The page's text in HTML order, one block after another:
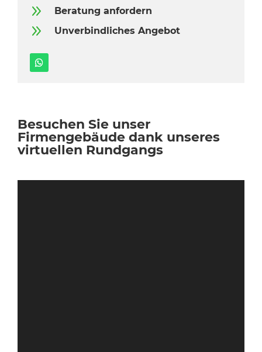
9 Beratung anfordern
9 Unverbindliches Angebot
Besuchen Sie unser
Firmengebäude dank unseres
virtuellen Rundgangs